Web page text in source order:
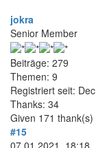
jokra
Senior Member
Beiträge: 279
Themen: 9
Registriert seit:
Thanks: 34
Given 171
#15
07.01.2021, 18:18